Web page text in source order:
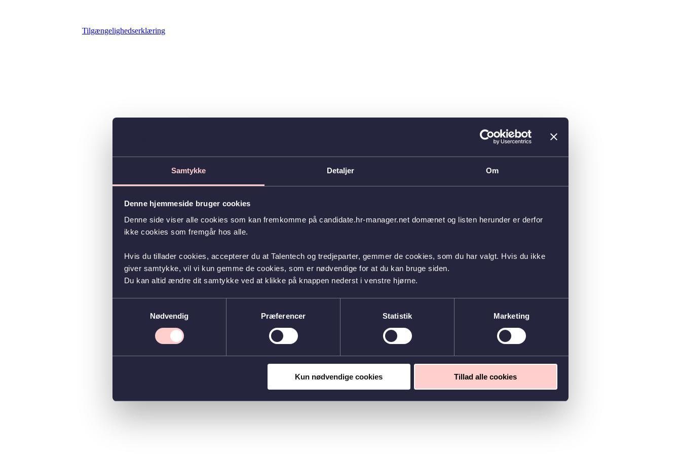
Samtykke Detaljer Om
Denne hjemmeside bruger cookies
Denne side viser alle cookies som kan fremkomme på candidate.hr-manager.net domænet og listen herunder er derfor
ikke cookies som fremgår hos alle.
Hvis du tillader cookies, accepterer du at Talentech og tredjeparter, gemmer de cookies, som du har valgt. Hvis du ikke
giver samtykke, vil vi kun gemme de cookies, som er nødvendige for at du kan bruge siden.
Du kan altid ændre dit samtykke ved at klikke på knappen nederst i venstre hjørne.
Nødvendig
Præferencer Statistik Marketing
Kun nødvendige cookies Tillad alle cookies
Tilgængelighedserklæring